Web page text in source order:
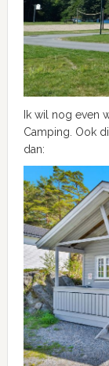
Ik wil nog even
Camping. Ook
dan: